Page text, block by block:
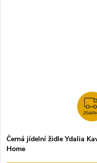
Černá jídelní židle Ydalia
Home